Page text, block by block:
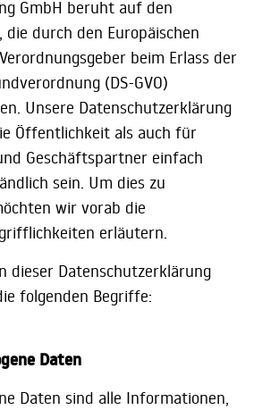
GmbH beruht auf den
durch den Europäischen
beim Erlass der
(DS-GVO)
Unsere Datenschutzerklärung
Öffentlichkeit als auch für
Geschäftspartner einfach
sein. Um dies zu
wir vorab die
erläutern.
dieser Datenschutzerklärung
folgenden Begriffe:
Daten
Daten sind alle Informationen,